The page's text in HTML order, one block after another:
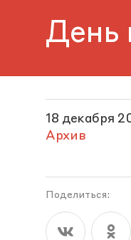
День
18 декабря
Архив
Поделиться: